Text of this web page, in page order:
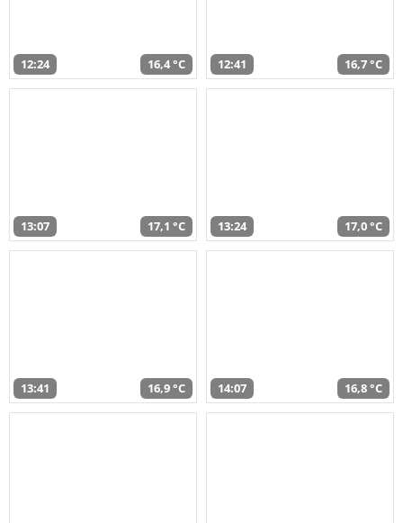
12:24 16,4 °C 12:41 16,7 °C
13:07 17,1 °C 13:24 17,0 °C
13:41 16,9 °C 14:07 16,8 °C